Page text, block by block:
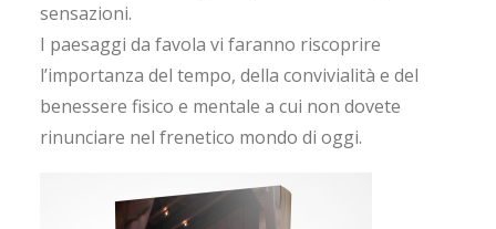
sensazioni.
I paesaggi da favola vi faranno riscoprire
l’importanza del tempo, della convivialità e del
benessere fisico e mentale a cui non dovete
rinunciare nel frenetico mondo di oggi.